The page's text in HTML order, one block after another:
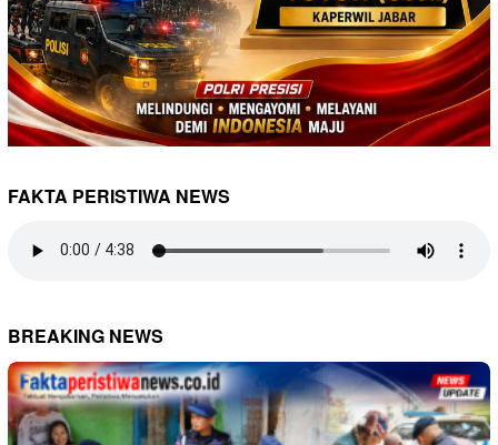
FAKTA PERISTIWA NEWS
BREAKING NEWS